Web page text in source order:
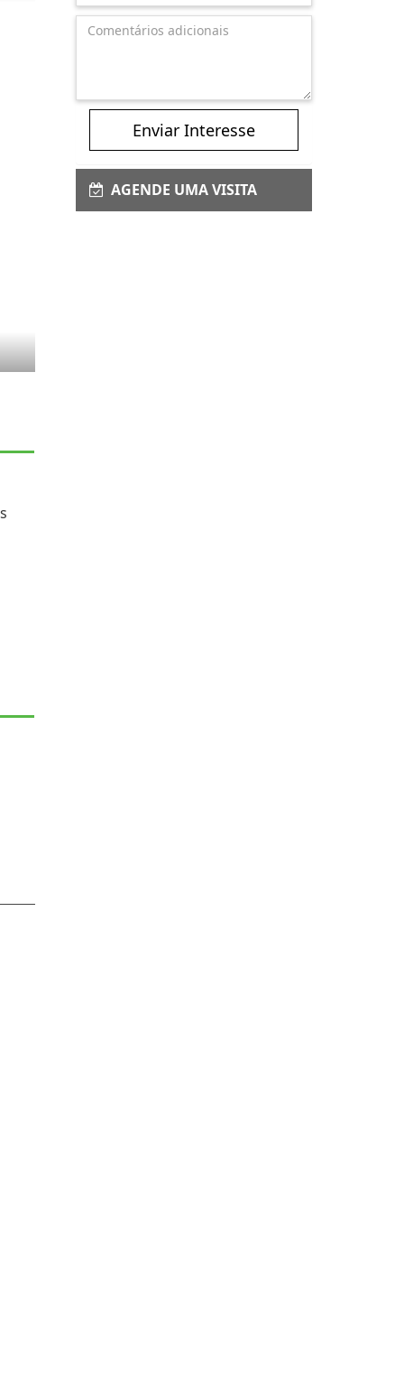
Enviar Interesse
AGENDE UMA VISITA